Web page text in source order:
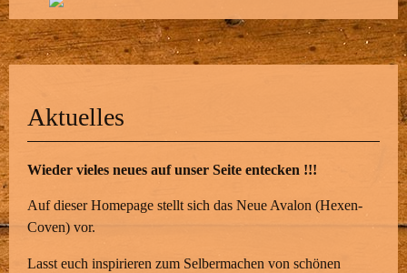
Aktuelles
Wieder vieles neues auf unser Seite entecken !!!
Auf dieser Homepage stellt sich das Neue Avalon (Hexen-
Coven) vor.
Lasst euch inspirieren zum Selbermachen von schönen